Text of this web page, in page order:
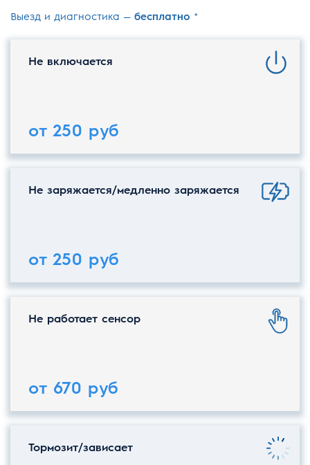
Выезд и диагностика — бесплатно *
Не включается
от 250 руб
Не заряжается/медленно заряжается
от 250 руб
Не работает сенсор
от 670 руб
Тормозит/зависает